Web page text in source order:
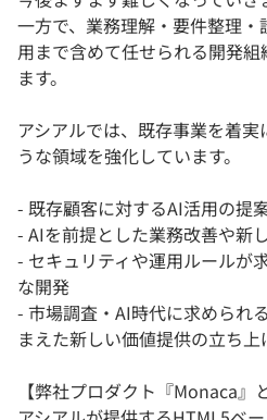
一方で、業務理解・要件整理
用まで含めて任せられる開発
ます。
アシアルでは、既存事業を着
うな領域を強化しています。
- 既存顧客に対するAI活用の提
- AIを前提とした業務改善や新
- セキュリティや運用ルールが
な開発
- 市場調査・AI時代に求められ
まえた新しい価値提供の立ち上
【弊社プロダクト『Monaca』